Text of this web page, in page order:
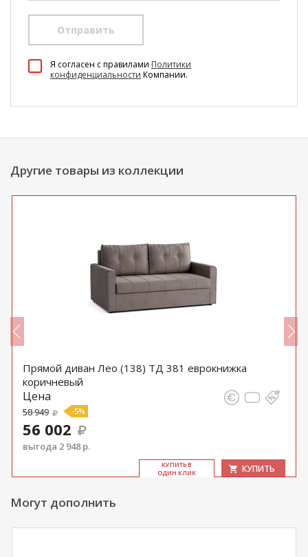
Отправить
Я согласен c правилами Политики
конфиденциальности Компании.
Другие товары из коллекции
Прямой диван Лео (138) ТД 381 еврокнижка
коричневый
Цена
58 949 -5%
56 002
выгода 2 948 р.
КУ­ПИТЬ В
ОДИН КЛИК
КУПИТЬ
Могут дополнить